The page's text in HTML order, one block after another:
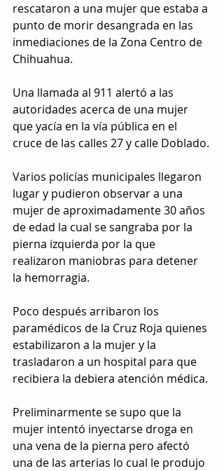
rescataron a una mujer que estaba a
punto de morir desangrada en las
inmediaciones de la Zona Centro de
Chihuahua.
Una llamada al 911 alertó a las
autoridades acerca de una mujer
que yacía en la vía pública en el
cruce de las calles 27 y calle Doblado.
Varios policías municipales llegaron
lugar y pudieron observar a una
mujer de aproximadamente 30 años
de edad la cual se sangraba por la
pierna izquierda por la que
realizaron maniobras para detener
la hemorragia.
Poco después arribaron los
paramédicos de la Cruz Roja quienes
estabilizaron a la mujer y la
trasladaron a un hospital para que
recibiera la debiera atención médica.
Preliminarmente se supo que la
mujer intentó inyectarse droga en
una vena de la pierna pero afectó
una de las arterias lo cual le produjo